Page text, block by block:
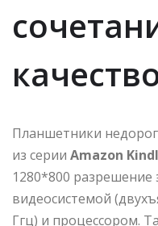
Планшетники
из серии Amazon
1280*800 разрешение
видеосистемой
Ггц) и процессором.